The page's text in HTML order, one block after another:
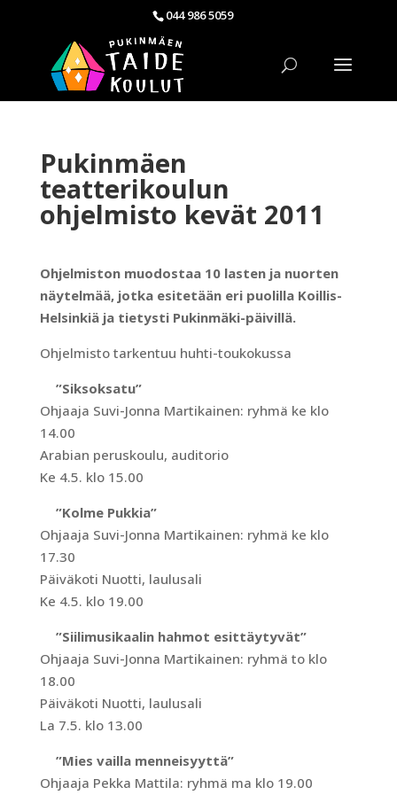
044 986 5059
Pukinmäen
teatterikoulun
ohjelmisto kevät 2011
Ohjelmiston muodostaa 10 lasten ja nuorten
näytelmää, jotka esitetään eri puolilla Koillis-
Helsinkiä ja tietysti Pukinmäki-päivillä.
Ohjelmisto tarkentuu huhti-toukokussa
”Siksoksatu”
Ohjaaja Suvi-Jonna Martikainen: ryhmä ke klo
14.00
Arabian peruskoulu, auditorio
Ke 4.5. klo 15.00
”Kolme Pukkia”
Ohjaaja Suvi-Jonna Martikainen: ryhmä ke klo
17.30
Päiväkoti Nuotti, laulusali
Ke 4.5. klo 19.00
”Siilimusikaalin hahmot esittäytyvät”
Ohjaaja Suvi-Jonna Martikainen: ryhmä to klo
18.00
Päiväkoti Nuotti, laulusali
La 7.5. klo 13.00
”Mies vailla menneisyyttä”
Ohjaaja Pekka Mattila: ryhmä ma klo 19.00